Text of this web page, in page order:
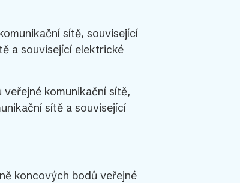
sítě, související
a související elektrické
komunikační sítě,
sítě a související
koncových bodů veřejné